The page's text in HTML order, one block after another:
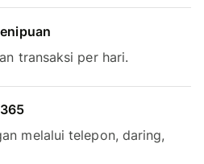
transaksi per hari.
melalui telepon, daring,